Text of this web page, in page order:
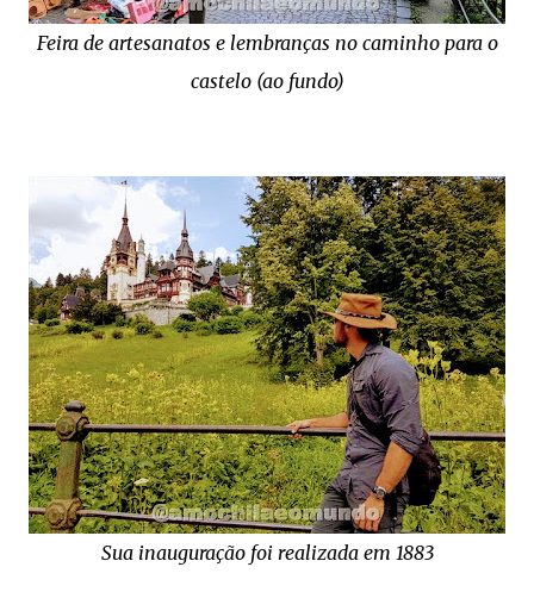
Feira de artesanatos e lembranças no caminho para o
castelo (ao fundo)
Sua inauguração foi realizada em 1883